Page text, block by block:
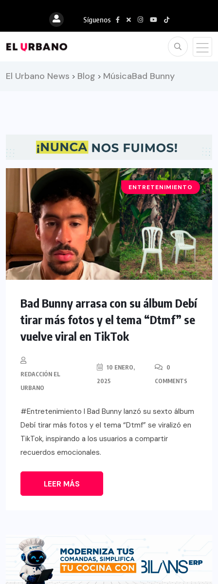
Síguenos
El Urbano News > Blog > MúsicaBad Bunny
ENTRETENIMIENTO
Bad Bunny arrasa con su álbum Debí
tirar más fotos y el tema “Dtmf” se
vuelve viral en TikTok
REDACCIÓN EL
URBANO
10 ENERO,
2025
0
COMMENTS
#Entretenimiento l Bad Bunny lanzó su sexto álbum
Debí tirar más fotos y el tema “Dtmf” se viralizó en
TikTok, inspirando a los usuarios a compartir
recuerdos emocionales.
LEER MÁS